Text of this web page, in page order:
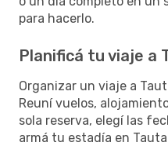
para hacerlo.
Planificá tu viaje a
Organizar un viaje a
Reuní vuelos,
sola reserva, elegí las
armá tu estadía en